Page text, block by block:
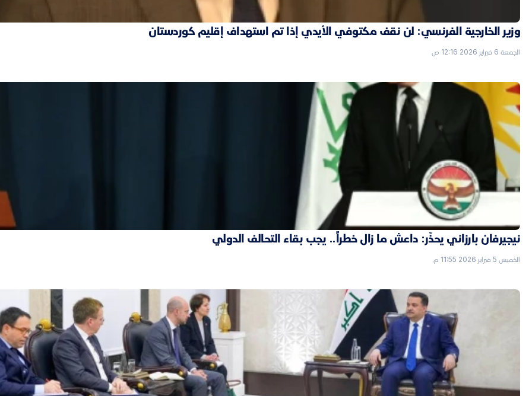
وزير الخارجية الفرنسي: لن نقف مكتوفي الأيدي إذا تم استهداف إقليم كوردستان
الجمعة 6 فبراير 2026 12:16 ص
نيجيرفان بارزاني يحذّر: داعش ما زال خطراً.. يجب بقاء التحالف الدولي
الخميس 5 فبراير 2026 11:55 م